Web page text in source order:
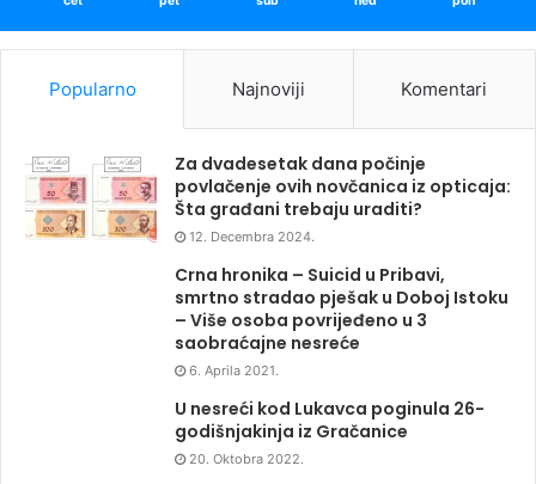
Popularno Najnoviji Komentari
Za dvadesetak dana počinje
povlačenje ovih novčanica iz opticaja:
Šta građani trebaju uraditi?
12. Decembra 2024.
Crna hronika – Suicid u Pribavi,
smrtno stradao pješak u Doboj Istoku
– Više osoba povrijeđeno u 3
saobraćajne nesreće
6. Aprila 2021.
U nesreći kod Lukavca poginula 26-
godišnjakinja iz Gračanice
20. Oktobra 2022.